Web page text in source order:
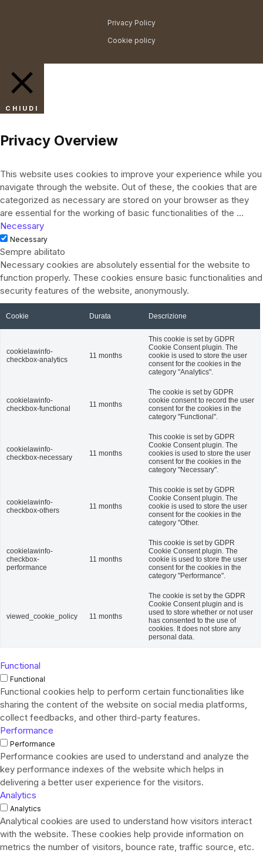
Privacy Policy
Cookie policy
CHIUDI
Privacy Overview
This website uses cookies to improve your experience while you
navigate through the website. Out of these, the cookies that are
categorized as necessary are stored on your browser as they
are essential for the working of basic functionalities of the ...
Necessary
Necessary
Sempre abilitato
Necessary cookies are absolutely essential for the website to
function properly. These cookies ensure basic functionalities and
security features of the website, anonymously.
Cookie Durata Descrizione
cookielawinfo-
checkbox-analytics
11 months
This cookie is set by GDPR
Cookie Consent plugin. The
cookie is used to store the user
consent for the cookies in the
category "Analytics".
cookielawinfo-
checkbox-functional
11 months
The cookie is set by GDPR
cookie consent to record the user
consent for the cookies in the
category "Functional".
cookielawinfo-
checkbox-necessary
11 months
This cookie is set by GDPR
Cookie Consent plugin. The
cookies is used to store the user
consent for the cookies in the
category "Necessary".
cookielawinfo-
checkbox-others
11 months
This cookie is set by GDPR
Cookie Consent plugin. The
cookie is used to store the user
consent for the cookies in the
category "Other.
cookielawinfo-
checkbox-
performance
11 months
This cookie is set by GDPR
Cookie Consent plugin. The
cookie is used to store the user
consent for the cookies in the
category "Performance".
viewed_cookie_policy 11 months
The cookie is set by the GDPR
Cookie Consent plugin and is
used to store whether or not user
has consented to the use of
cookies. It does not store any
personal data.
Functional
Functional
Functional cookies help to perform certain functionalities like
sharing the content of the website on social media platforms,
collect feedbacks, and other third-party features.
Performance
Performance
Performance cookies are used to understand and analyze the
key performance indexes of the website which helps in
delivering a better user experience for the visitors.
Analytics
Analytics
Analytical cookies are used to understand how visitors interact
with the website. These cookies help provide information on
metrics the number of visitors, bounce rate, traffic source, etc.